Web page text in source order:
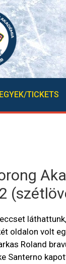
TICKETS
oldalon volt
Roland
Santerno